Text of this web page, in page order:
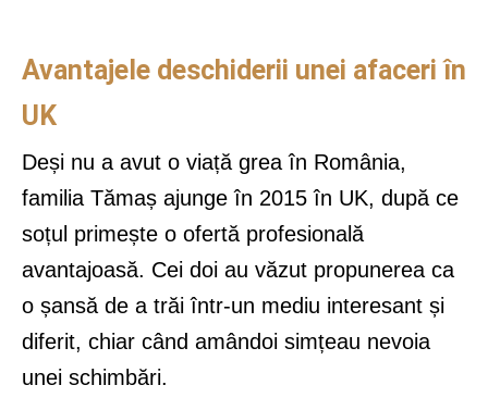
Avantajele deschiderii unei afaceri în
UK
Deși nu a avut o viață grea în România,
familia Tămaș ajunge în 2015 în UK, după ce
soțul primește o ofertă profesională
avantajoasă. Cei doi au văzut propunerea ca
o șansă de a trăi într-un mediu interesant și
diferit, chiar când amândoi simțeau nevoia
unei schimbări.